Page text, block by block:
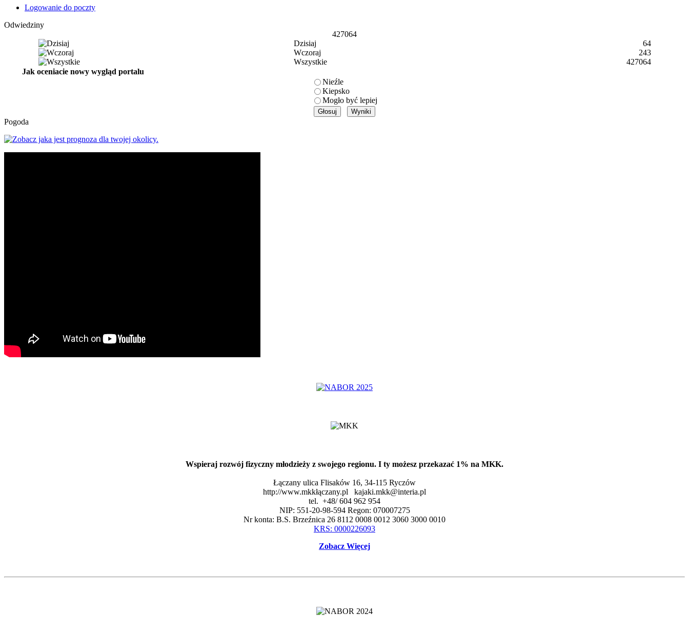
Logowanie do poczty
Odwiedziny
427064
Dzisiaj
64
Wczoraj
243
Wszystkie
427064
Jak oceniacie nowy wygląd portalu
Nieźle
Kiepsko
Mogło być lepiej
Pogoda
Wspieraj rozwój fizyczny młodzieży z swojego regionu. I ty możesz przekazać 1% na MKK.
Łączany ulica Flisaków 16, 34-115 Ryczów
http://www.mkkłączany.pl kajaki.mkk@interia.pl
tel. +48/ 604 962 954
NIP: 551-20-98-594 Regon: 070007275
Nr konta: B.S. Brzeźnica 26 8112 0008 0012 3060 3000 0010
KRS: 0000226093
Zobacz Więcej